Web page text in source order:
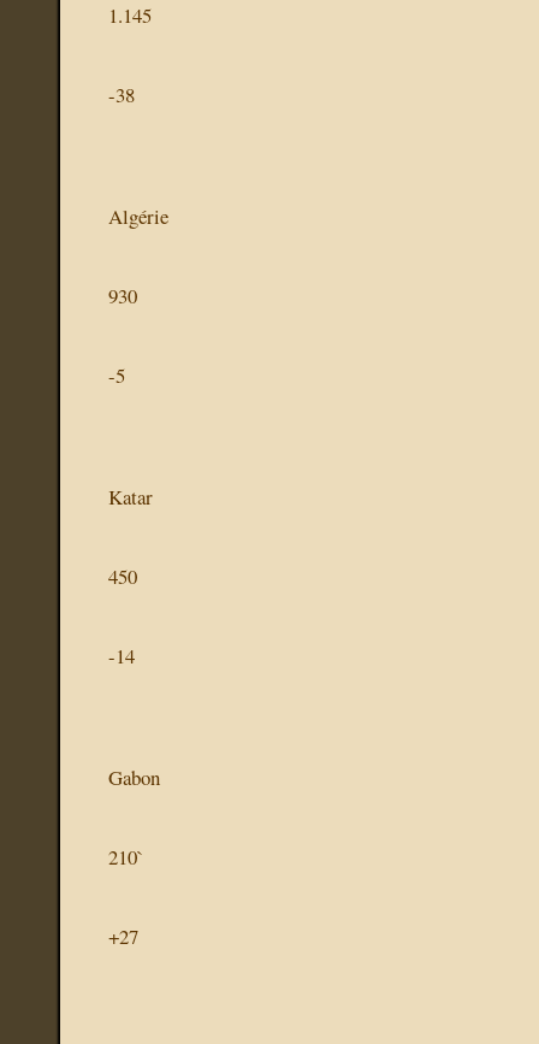
1.145
-38
Algérie
930
-5
Katar
450
-14
Gabon
210`
+27